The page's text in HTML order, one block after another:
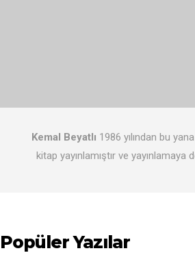
Kemal Beyatlı 1986 yılından bu
kitap yayınlamıştır ve yayınlamaya
Popüler Yazılar